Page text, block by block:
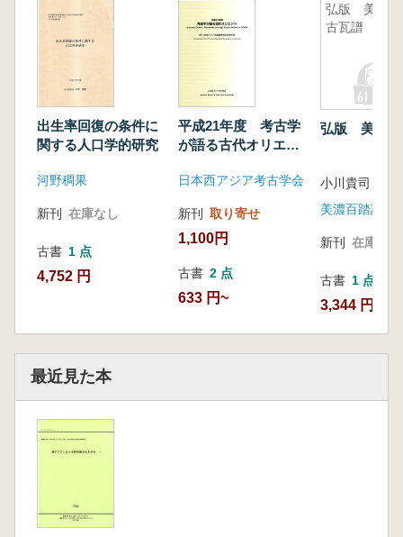
出生率回復の条件に
関する人口学的研究
河野稠果
新刊 在庫なし
古書 1 点
4,752 円
平成21年度 考古学
が語る古代オリエン
日本西アジア考古学会
新刊 取り寄せ
1,100円
古書 2 点
633 円~
弘版 美濃
古瓦譜
弘版 美濃古
小川貴司 編
美濃百踏記刊
新刊 在庫なし
古書 1 点
3,344 円
最近見た本